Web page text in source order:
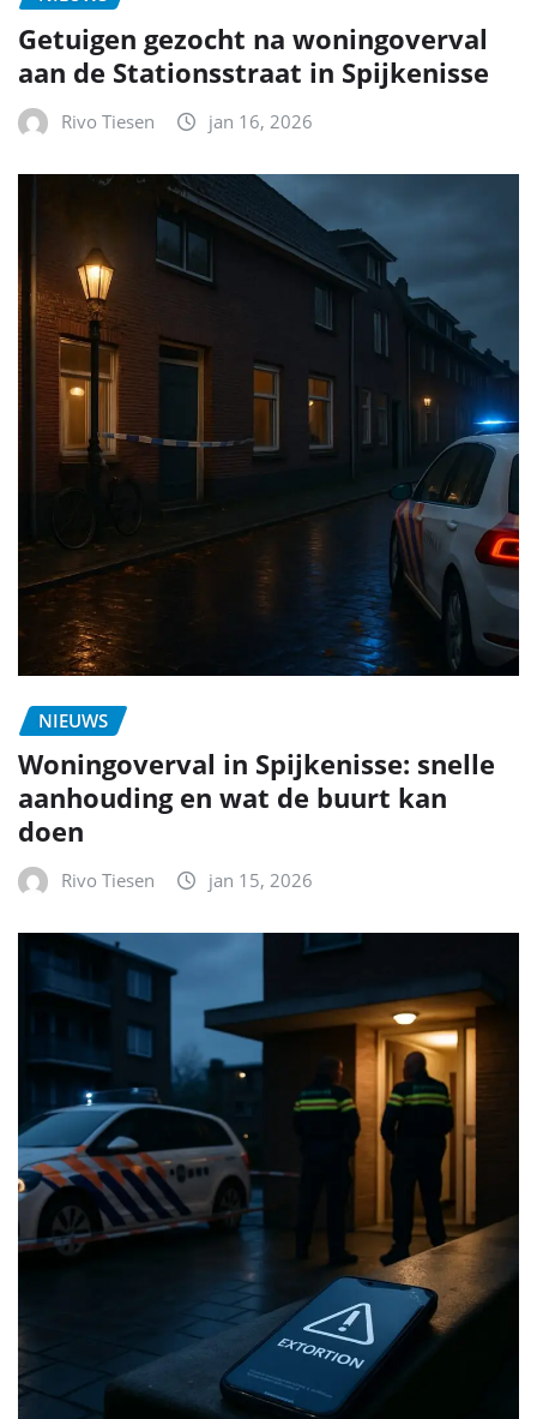
Getuigen gezocht na woningoverval
aan de Stationsstraat in Spijkenisse
Rivo Tiesen jan 16, 2026
NIEUWS
Woningoverval in Spijkenisse: snelle
aanhouding en wat de buurt kan
doen
Rivo Tiesen jan 15, 2026